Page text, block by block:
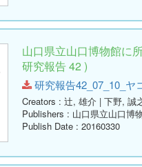
山口県立山口博物館に
研究報告 42 )
研究報告42_07_10_ヤ
Creators : 辻, 雄介 | 下野, 誠
Publishers : 山口県立山口博
Publish Date : 20160330